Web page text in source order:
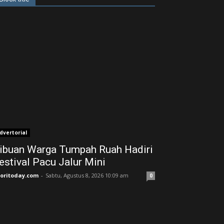
Warga Tumpah Ruah Hadiri
Pacu Jalur Mini
- Sabtu, Agustus 8, 2026 10:09 am 0